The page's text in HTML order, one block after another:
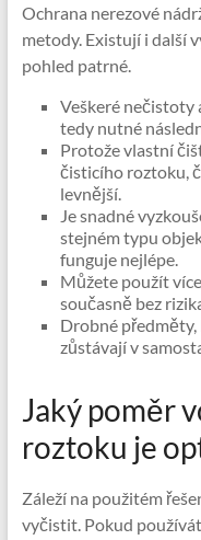
Ochrana nerezové
metody. Existují i ​​další
pohled patrné.
Veškeré nečistoty
tedy nutné
Protože vlastní
čisticího roztoku,
levnější.
Je snadné
stejném typu
funguje nejlépe.
Můžete použít
současně bez
Drobné
zůstávají v
Jaký poměr
roztoku je
Záleží na použitém
vyčistit. Pokud